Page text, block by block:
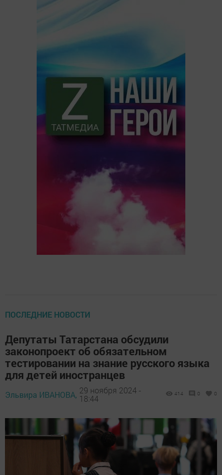
ПОСЛЕДНИЕ НОВОСТИ
Депутаты Татарстана обсудили
законопроект об обязательном
тестировании на знание русского языка
для детей иностранцев
Эльвира ИВАНОВА, 29 ноября 2024 -
18:44
414 0 0